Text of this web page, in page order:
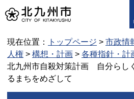
現在位置： トップページ > 市政情
人権 > 構想・計画 > 各種指針・計
北九州市自殺対策計画 自分らし
るまちをめざして